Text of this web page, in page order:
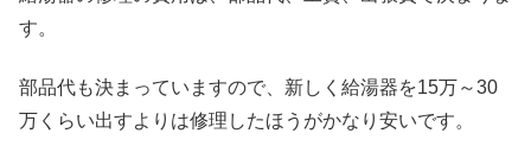
す。
部品代も決まっていますので、新しく給湯器を15万～30
万くらい出すよりは修理したほうがかなり安いです。